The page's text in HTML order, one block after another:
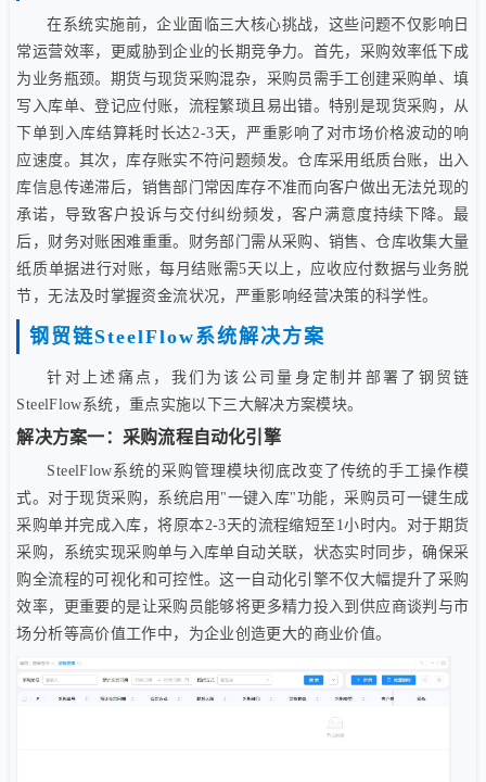
在系统实施前，企业面临三大核心挑战，这些问题不仅影响日
常运营效率，更威胁到企业的长期竞争力。首先，采购效率低下成
为业务瓶颈。期货与现货采购混杂，采购员需手工创建采购单、填
写入库单、登记应付账，流程繁琐且易出错。特别是现货采购，从
下单到入库结算耗时长达2-3天，严重影响了对市场价格波动的响
应速度。其次，库存账实不符问题频发。仓库采用纸质台账，出入
库信息传递滞后，销售部门常因库存不准而向客户做出无法兑现的
承诺，导致客户投诉与交付纠纷频发，客户满意度持续下降。最
后，财务对账困难重重。财务部门需从采购、销售、仓库收集大量
纸质单据进行对账，每月结账需5天以上，应收应付数据与业务脱
节，无法及时掌握资金流状况，严重影响经营决策的科学性。
钢贸链SteelFlow系统解决方案
针对上述痛点，我们为该公司量身定制并部署了钢贸链
SteelFlow系统，重点实施以下三大解决方案模块。
解决方案一：采购流程自动化引擎
SteelFlow系统的采购管理模块彻底改变了传统的手工操作模
式。对于现货采购，系统启用"一键入库"功能，采购员可一键生成
采购单并完成入库，将原本2-3天的流程缩短至1小时内。对于期货
采购，系统实现采购单与入库单自动关联，状态实时同步，确保采
购全流程的可视化和可控性。这一自动化引擎不仅大幅提升了采购
效率，更重要的是让采购员能够将更多精力投入到供应商谈判与市
场分析等高价值工作中，为企业创造更大的商业价值。